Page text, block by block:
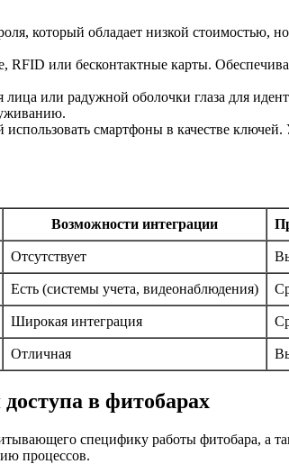
который обладает низкой стоимостью,
или бесконтактные карты.
лица или радужной оболочки глаза для
смартфоны в качестве
Возможности интеграции
Отсутствует
Есть (системы учета, видеонаблюдения)
Широкая интеграция
Отличная
в фитобарах
специфику работы фитобара, а
процессов.